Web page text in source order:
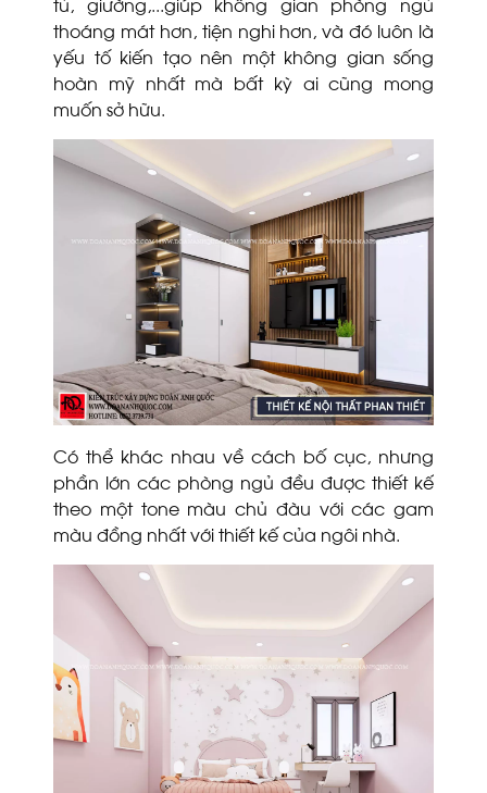
thoáng mát hơn, tiện nghi hơn, và đó luôn là
yếu tố kiến tạo nên một không gian sống
hoàn mỹ nhất mà bất kỳ ai cũng mong
muốn sở hữu.
Có thể khác nhau về cách bố cục, nhưng
phần lớn các phòng ngủ đều được thiết kế
theo một tone màu chủ đàu với các gam
màu đồng nhất với thiết kế của ngôi nhà.